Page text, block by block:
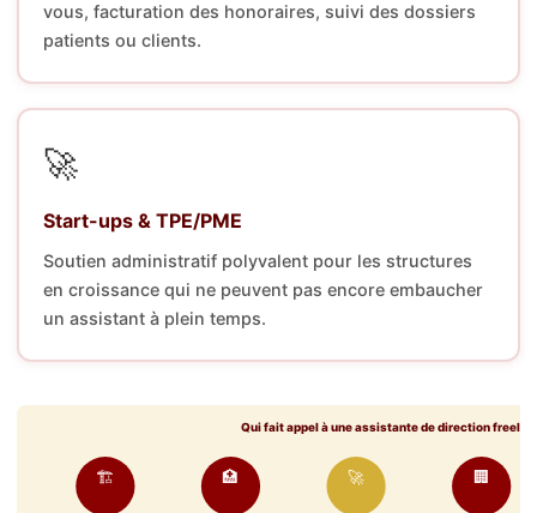
vous, facturation des honoraires, suivi des dossiers
patients ou clients.
🚀
Start-ups & TPE/PME
Soutien administratif polyvalent pour les structures
en croissance qui ne peuvent pas encore embaucher
un assistant à plein temps.
Qui fait appel à une assistante de direction
🏗 🏥 🚀 🏢